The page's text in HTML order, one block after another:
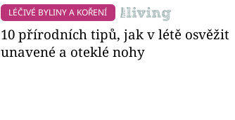
LÉČIVÉ BYLINY A KOŘENÍ
10 přírodních tipů, jak v létě osvěžit
unavené a oteklé nohy